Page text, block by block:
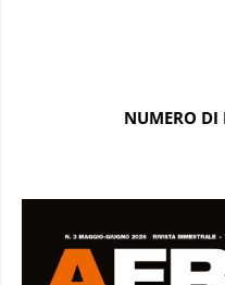
NUMERO DI